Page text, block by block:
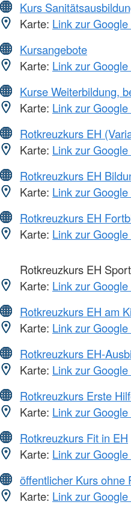
Kurs
Karte: Link zur
Kursangebote
Karte: Link zur
Kurse Weiterbildung,
Karte: Link zur
Rotkreuzkurs EH
Karte: Link zur
Rotkreuzkurs EH
Karte: Link zur
Rotkreuzkurs EH
Karte: Link zur
Rotkreuzkurs EH Sport
Karte: Link zur
Rotkreuzkurs EH am
Karte: Link zur
Rotkreuzkurs EH-
Karte: Link zur
Rotkreuzkurs Erste
Karte: Link zur
Rotkreuzkurs Fit in EH
Karte: Link zur
öffentlicher Kurs ohne
Karte: Link zur